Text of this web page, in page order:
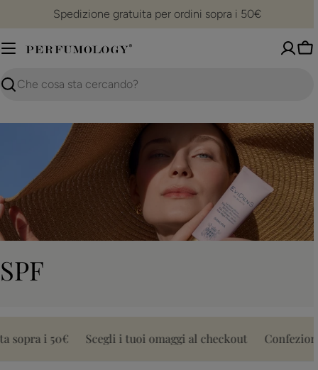
contenuto
Spedizione gratuita per ordini sopra i 50€
Ricerca
C
l
SPF
i 50€ Scegli i tuoi omaggi al checkout